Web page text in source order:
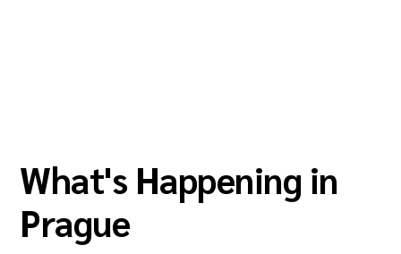
What's Happening in
Prague